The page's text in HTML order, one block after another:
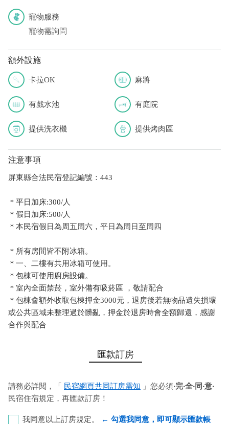
寵物服務
寵物需詢問
額外設施
卡拉OK 麻將
有戲水池 有庭院
提供洗衣機 提供烤肉區
注意事項
屏東縣合法民宿登記編號：443
＊平日加床:300/人
＊假日加床:500/人
＊本民宿假日為周五周六，平日為周日至周四
＊所有房間皆不附冰箱。
＊一、二樓有共用冰箱可使用。
＊包棟可使用廚房設備。
＊室內全面禁菸，室外備有吸菸區 ，敬請配合
＊包棟會額外收取包棟押金3000元，退房後若無物品遺失損壞
或公共區域未整理過於髒亂，押金於退房時會全額歸還，感謝
合作與配合
匯款訂房
請務必詳閱，「 民宿網頁共同訂房需知 」您必須‧完‧全‧同‧意‧
民宿住宿規定，再匯款訂房！
我同意以上訂房規定。
← 勾選我同意，即可顯示匯款帳